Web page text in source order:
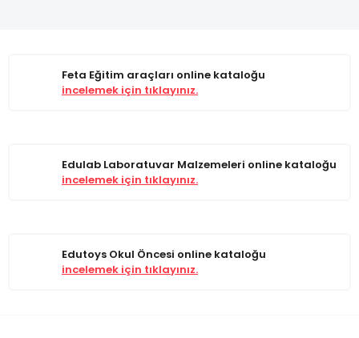
Feta Eğitim araçları online kataloğu
incelemek için tıklayınız.
Edulab Laboratuvar Malzemeleri online kataloğu
incelemek için tıklayınız.
Edutoys Okul Öncesi online kataloğu
incelemek için tıklayınız.